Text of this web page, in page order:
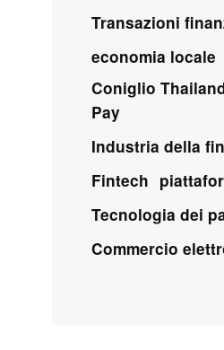
Transazioni
economia locale
Coniglio
Pay
Industria della
Fintech
Tecnologia dei
Commercio